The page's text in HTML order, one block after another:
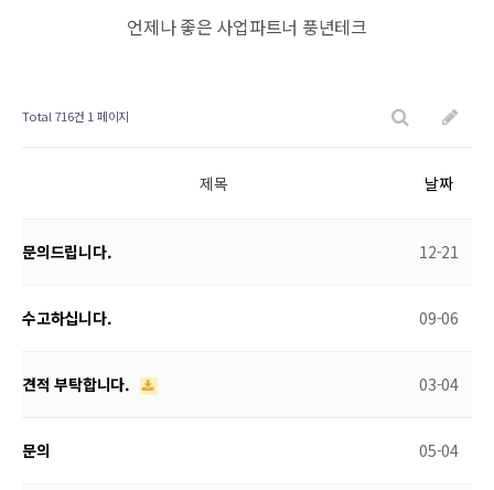
언제나 좋은 사업파트너 풍년테크
Total 716건 1 페이지
제목 날짜
문의드립니다. 12-21
수고하십니다. 09-06
견적 부탁합니다. 03-04
문의 05-04